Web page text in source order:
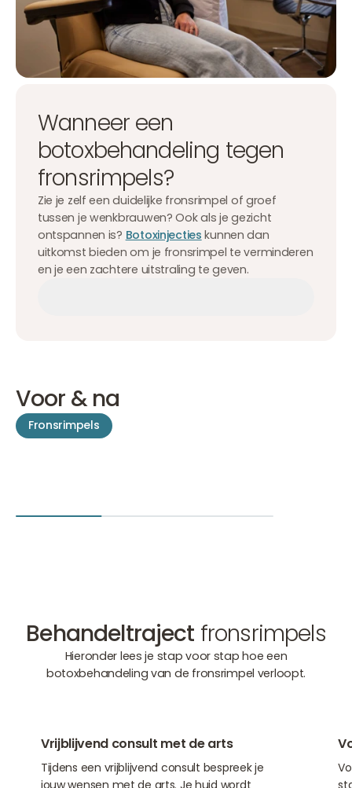
Wanneer een
botoxbehandeling tegen
fronsrimpels?
Zie je zelf een duidelijke fronsrimpel of groef
tussen je wenkbrauwen? Ook als je gezicht
ontspannen is? Botoxinjecties kunnen dan
uitkomst bieden om je fronsrimpel te verminderen
en je een zachtere uitstraling te geven.
Voor & na
Fronsrimpels
Behandeltraject fronsrimpels
Hieronder lees je stap voor stap hoe een
botoxbehandeling van de fronsrimpel verloopt.
Vrijblijvend consult met de arts
Tijdens een vrijblijvend consult bespreek je
jouw wensen met de arts. Je huid wordt